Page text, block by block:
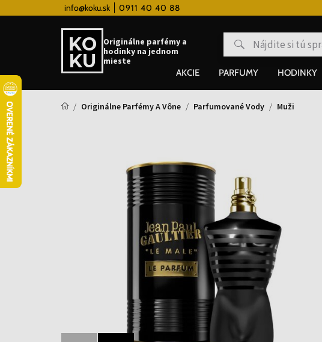
info@koku.sk 0911 40 40 88Vernostný systém
Originálne parfémy a
hodinky na jednom
mieste
AKCIE PARFUMY HODINKY
Originálne Parfémy A Vône Parfumované Vody Muži